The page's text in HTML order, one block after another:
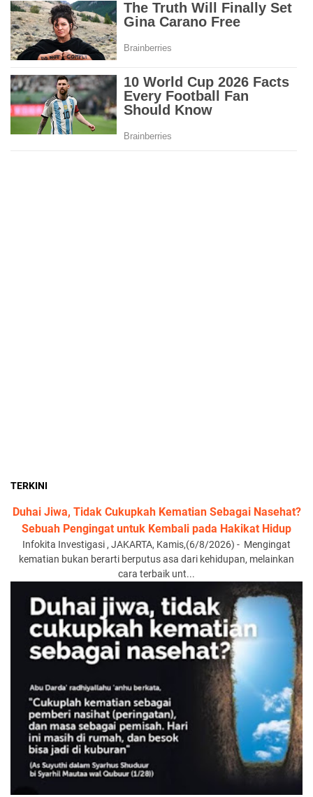
TERKINI
Duhai Jiwa, Tidak Cukupkah Kematian Sebagai Nasehat?
Sebuah Pengingat untuk Kembali pada Hakikat Hidup
Infokita Investigasi , JAKARTA, Kamis,(6/8/2026) - Mengingat
kematian bukan berarti berputus asa dari kehidupan, melainkan
cara terbaik unt...